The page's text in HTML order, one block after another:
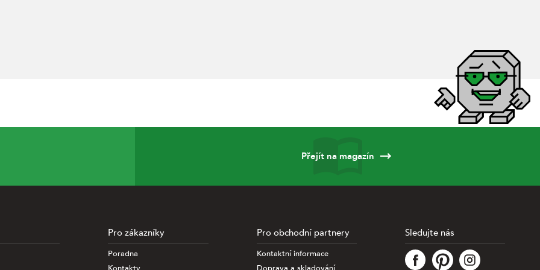
informací
Přejít na magazín
Pro zákazníky
Poradna
Pro obchodní partnery
Kontaktní informace
Sledujte nás